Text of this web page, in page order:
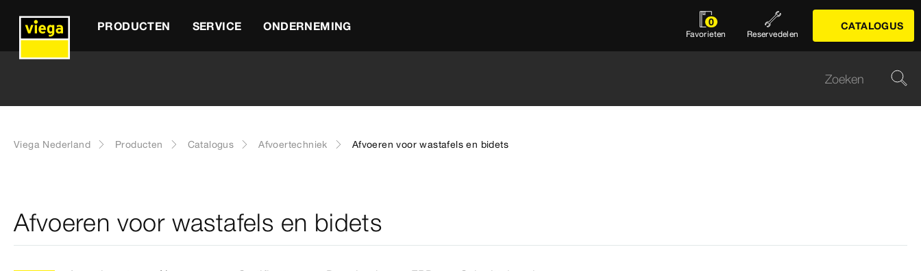
PRODUCTEN SERVICE ONDERNEMING 0
Favorieten Reservedelen
CATALOGUS
Viega Nederland Producten Catalogus Afvoertechniek Afvoeren voor wastafels en bidets
Afvoeren voor wastafels en bidets